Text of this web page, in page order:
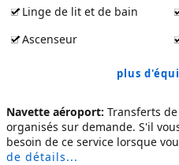
Linge de lit et de bain
Ascenseur
plus
Navette aéroport: Transferts
organisés sur demande. S'il
besoin de ce service lorsque
de détails...